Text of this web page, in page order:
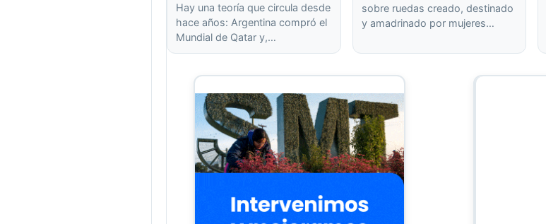
Hay una teoría que circula desde
hace años: Argentina compró el
Mundial de Qatar y,…
sobre ruedas creado, destinado
y amadrinado por mujeres…